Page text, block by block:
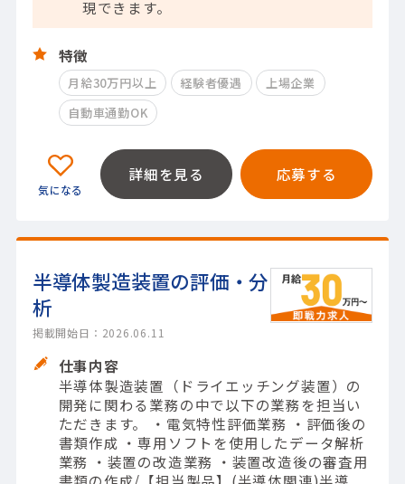
現できます。
特徴
月給30万円以上 経験者優遇
上場企業
自動車通勤OK
詳細を見る 応募する
半導体製造装置の評価・分
析
掲載開始日：2026.06.11
仕事内容
半導体製造装置（ドライエッチング装置）の
開発に関わる業務の中で以下の業務を担当い
ただきます。 ・電気特性評価業務 ・評価後の
書類作成 ・専用ソフトを使用したデータ解析
業務 ・装置の改造業務 ・装置改造後の審査用